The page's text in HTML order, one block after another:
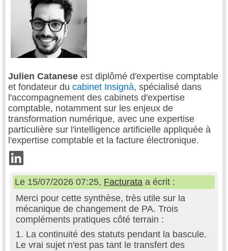
Julien Catanese est diplômé d'expertise comptable
et fondateur du cabinet Insignà, spécialisé dans
l'accompagnement des cabinets d'expertise
comptable, notamment sur les enjeux de
transformation numérique, avec une expertise
particulière sur l'intelligence artificielle appliquée à
l'expertise comptable et la facture électronique.
Le 15/07/2026 07:25, Facturata a écrit :
Merci pour cette synthèse, très utile sur la
mécanique de changement de PA. Trois
compléments pratiques côté terrain :
1. La continuité des statuts pendant la bascule.
Le vrai sujet n'est pas tant le transfert des